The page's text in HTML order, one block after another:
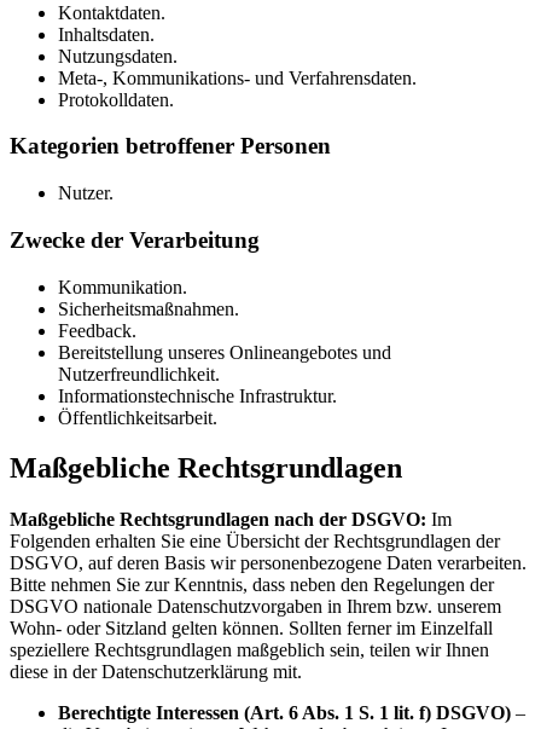
Kontaktdaten.
Inhaltsdaten.
Nutzungsdaten.
Meta-, Kommunikations- und Verfahrensdaten.
Protokolldaten.
Kategorien betroffener Personen
Nutzer.
Zwecke der Verarbeitung
Kommunikation.
Sicherheitsmaßnahmen.
Feedback.
Bereitstellung unseres Onlineangebotes und
Nutzerfreundlichkeit.
Informationstechnische Infrastruktur.
Öffentlichkeitsarbeit.
Maßgebliche Rechtsgrundlagen
Maßgebliche Rechtsgrundlagen nach der DSGVO: Im
Folgenden erhalten Sie eine Übersicht der Rechtsgrundlagen der
DSGVO, auf deren Basis wir personenbezogene Daten verarbeiten.
Bitte nehmen Sie zur Kenntnis, dass neben den Regelungen der
DSGVO nationale Datenschutzvorgaben in Ihrem bzw. unserem
Wohn- oder Sitzland gelten können. Sollten ferner im Einzelfall
speziellere Rechtsgrundlagen maßgeblich sein, teilen wir Ihnen
diese in der Datenschutzerklärung mit.
Berechtigte Interessen (Art. 6 Abs. 1 S. 1 lit. f) DSGVO) –